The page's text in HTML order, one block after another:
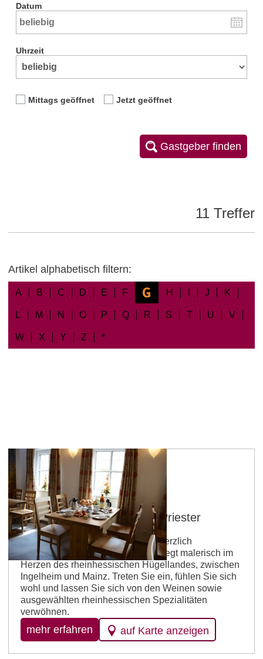
Datum
Uhrzeit
Mittags geöffnet Jetzt geöffnet
Gastgeber finden
11 Treffer
Artikel alphabetisch filtern:
A B C D E F G H J K
L M N O P Q R S T U V
W X Y Z *
Jugenheim
Gutsausschank Weinhaus Priester
Das Weinhaus Priester heißt Sie herzlich
willkommen. Der Familienbetrieb liegt malerisch im
Herzen des rheinhessischen Hügellandes, zwischen
Ingelheim und Mainz. Treten Sie ein, fühlen Sie sich
wohl und lassen Sie sich von den Weinen sowie
ausgewählten rheinhessischen Spezialitäten
verwöhnen.
mehr erfahren auf Karte anzeigen